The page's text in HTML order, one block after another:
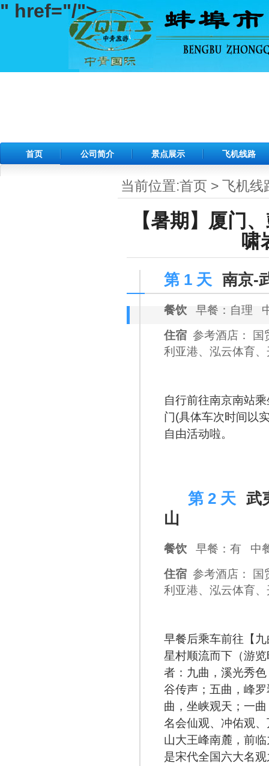
" href="/">
首页 公司简介 景点展示 飞机线路
当前位置:首页 > 飞机线
【暑期】厦门
啸
第 1 天 南京-
餐饮
早餐：自理
住宿 参考酒店： 国
利亚港、泓云体育
自行前往南京南站
门(具体车次时间以
自由活动啦。
第 2 天
武
山
餐饮
早餐：有 中
住宿 参考酒店： 国
利亚港、泓云体育
早餐后乘车前往【
星村顺流而下（游
者：九曲，溪光秀
谷传声；五曲，峰
曲，坐峡观天；一
名会仙观、冲佑观
山大王峰南麓，前
是宋代全国六大名